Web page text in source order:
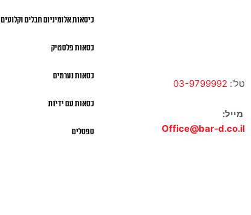
טל': 03-9799992
מייל:
Office@bar-d.co.il
כיסאות אלומיניום חבלים וקלועים
כסאות פלסטיק
כסאות נערמים
כסאות עם ידיות
ספסלים